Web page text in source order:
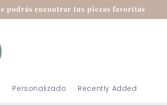
podrás encontrar tus piezas favoritas
Personalizado Recently Added